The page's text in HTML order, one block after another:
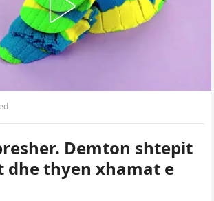
Demton shtepit
dhe thyen xhamat e